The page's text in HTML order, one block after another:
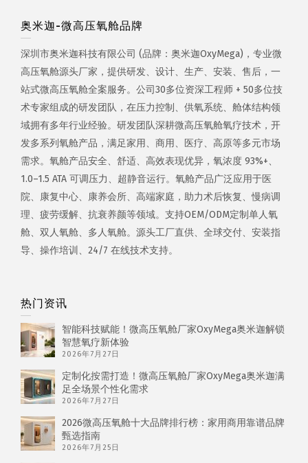
奥米迦-微高压氧舱品牌
深圳市奥米迦科技有限公司 (品牌：奥米迦OxyMega)，专业微
高压氧舱源头厂家，提供研发、设计、生产、安装、售后，一
站式微高压氧舱全案服务。公司30多位资深工程师 + 50多位技
术专家组成的研发团队，在压力控制、供氧系统、舱体结构领
域拥有多年行业经验。研发团队深耕微高压氧舱氧疗技术，开
发多系列氧舱产品，满足家用、商用、医疗、高原等多元市场
需求。氧舱产品安全、舒适、高效表现优异，氧浓度 93%+、
1.0–1.5 ATA 可调压力、超静音运行。氧舱产品广泛应用于医
院、康复中心、康养会所、高端家庭，助力术后恢复、慢病调
理、疲劳缓解、抗衰养颜等领域。支持OEM/ODM定制单人氧
舱、双人氧舱、多人氧舱。源头工厂直供、全球交付、安装指
导、操作培训、24/7 在线技术支持。
热门资讯
智能科技赋能！微高压氧舱厂家OxyMega奥米迦解锁
智慧氧疗新体验
2026年7月27日
定制化按需打造！微高压氧舱厂家OxyMega奥米迦满
足全场景个性化需求
2026年7月27日
2026微高压氧舱十大品牌排行榜：家用商用靠谱品牌
甄选指南
2026年7月25日